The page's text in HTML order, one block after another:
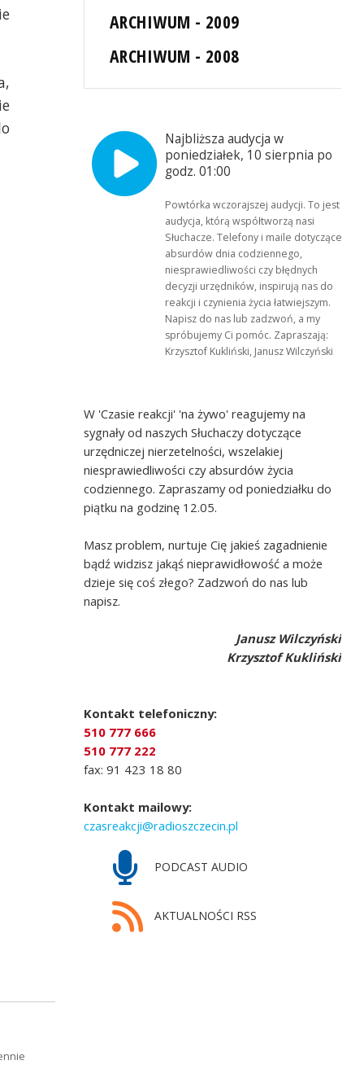
ARCHIWUM - 2009
ARCHIWUM - 2008
Najbliższa audycja w
poniedziałek, 10 sierpnia po
godz. 01:00
Powtórka wczorajszej audycji. To jest
audycja, którą współtworzą nasi
Słuchacze. Telefony i maile dotyczące
absurdów dnia codziennego,
niesprawiedliwości czy błędnych
decyzji urzędników, inspirują nas do
reakcji i czynienia życia łatwiejszym.
Napisz do nas lub zadzwoń, a my
spróbujemy Ci pomóc. Zapraszają:
Krzysztof Kukliński, Janusz Wilczyński
W 'Czasie reakcji' 'na żywo' reagujemy na
sygnały od naszych Słuchaczy dotyczące
urzędniczej nierzetelności, wszelakiej
niesprawiedliwości czy absurdów życia
codziennego. Zapraszamy od poniedziałku do
piątku na godzinę 12.05.
Masz problem, nurtuje Cię jakieś zagadnienie
bądź widzisz jakąś nieprawidłowość a może
dzieje się coś złego? Zadzwoń do nas lub
napisz.
Janusz Wilczyński
Krzysztof Kukliński
Kontakt telefoniczny:
510 777 666
510 777 222
fax: 91 423 18 80
Kontakt mailowy:
czasreakcji@radioszczecin.pl
PODCAST AUDIO
AKTUALNOŚCI RSS